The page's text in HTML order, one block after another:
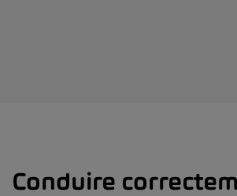
Conduire